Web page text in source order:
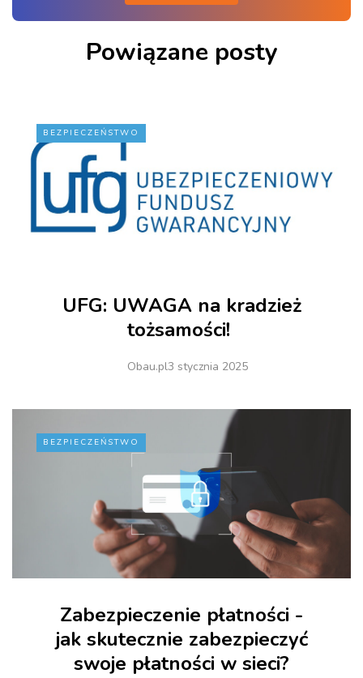
Powiązane posty
BEZPIECZEŃSTWO
UFG: UWAGA na kradzież
tożsamości!
Obau.pl3 stycznia 2025
BEZPIECZEŃSTWO
Zabezpieczenie płatności -
jak skutecznie zabezpieczyć
swoje płatności w sieci?